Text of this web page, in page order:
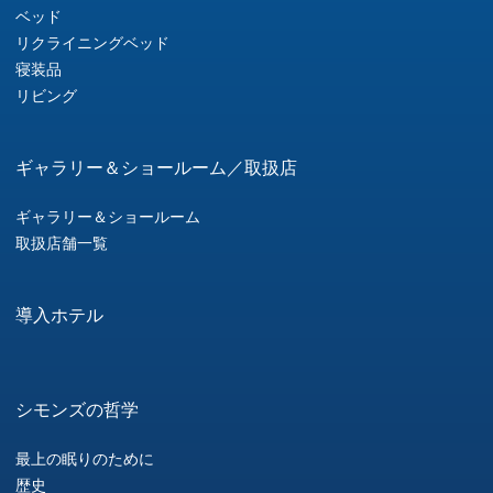
ベッド
リクライニングベッド
寝装品
リビング
ギャラリー＆ショールーム／取扱店
ギャラリー＆ショールーム
取扱店舗一覧
導入ホテル
シモンズの哲学
最上の眠りのために
歴史